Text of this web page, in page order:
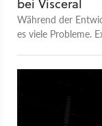
bei Visceral
Während der
es viele Probleme.